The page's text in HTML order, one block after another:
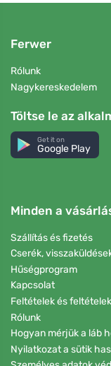
Ferwer
Rólunk
Nagykereskedelem
Töltse le az
Get it on
Google Play
Minden a
Szállítás és fizetés
Cserék,
Hűségprogram
Kapcsolat
Feltételek és feltételek
Rólunk
Hogyan mérjük a láb
Nyilatkozat a sütik